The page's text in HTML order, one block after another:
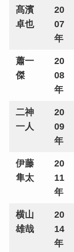
髙濱
卓也
20
07
年
蕭一
傑
20
08
年
二神
一人
20
09
年
伊藤
隼太
20
11
年
横山
雄哉
20
14
年